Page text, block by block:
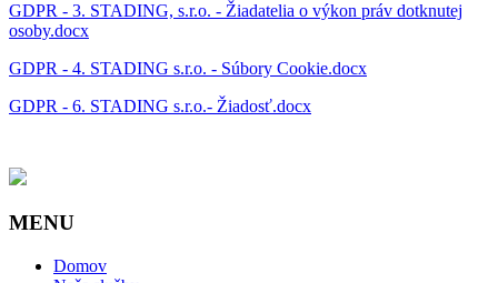
GDPR - 3. STADING, s.r.o. - Žiadatelia o výkon práv dotknutej
osoby.docx
GDPR - 4. STADING s.r.o. - Súbory Cookie.docx
GDPR - 6. STADING s.r.o.- Žiadosť.docx
MENU
Domov